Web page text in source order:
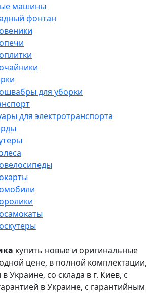
машины
фонтан
для уборки
для электротранспорта
купить новые и оригинальные
цене, в полной комплектации,
Украине, со склада в г. Киев, с
в Украине, с гарантийным